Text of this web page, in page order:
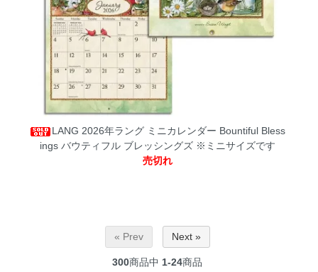
LANG 2026年ラング ミニカレンダー Bountiful Bless
ings バウティフル ブレッシングズ※ミニサイズです
売切れ
« Prev Next »
300商品中 1-24商品